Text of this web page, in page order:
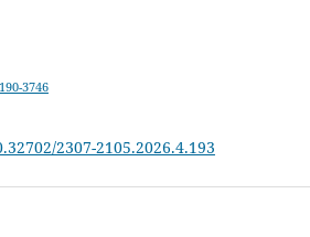
3746
2307-2105.2026.4.193